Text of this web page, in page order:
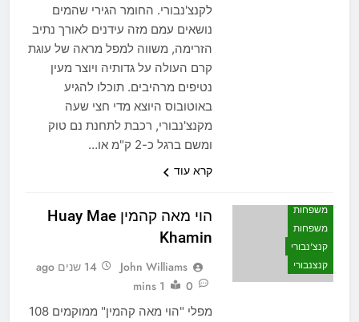
לקנצ'נבורי. החומר הגירי שהמים
נושאים עמם מזה עידנים לאורך נתיב
הזרימה, משווה למפל מראה של עוגת
קרם העולה על גדותיה ויוצר מעין
נטיפים מרהיבים. תוכלו להגיע
באוטובוס היוצא מדי חצי שעה
מקנצ'נבורי, רכבת לתחנת נם טוק
ומשם ברגל כ-2 ק"מ או…
קרא עוד
משפחות
משפחות
קנצ'נבורי
קנצנבורי
הוי מאה קהמין Huay Mae
Khamin
John Williams
14 שנים ago
0
1 mins
מפלי "הוי מאה קהמין" ממוקמים 108